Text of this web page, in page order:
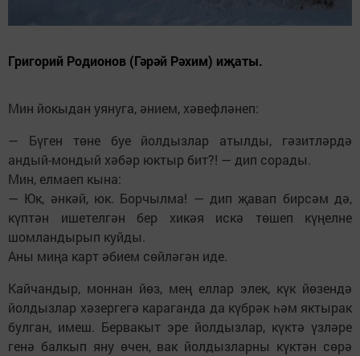
Григорий Родионов (Гәрәй Рәхим) иҗаты.
Мин йокыдан уянуга, әнием, хәвефләнеп:
— Бүген төне буе йолдызлар атылды, гәзитләрдә
андый-мондый хәбәр юктыр бит?! — дип сорады.
Мин, елмаеп кына:
— Юк, әнкәй, юк. Борчылма! — дип җавап бирсәм дә,
күптән ишетелгән бер хикәя искә төшеп күңелне
шомландырып куйды.
Аны миңа карт әбием сөйләгән иде.
Кайчандыр, моннан йөз, мең еллар элек, күк йөзендә
йолдызлар хәзергегә караганда да күбрәк һәм яктырак
булган, имеш. Бервакыт эре йолдызлар, күктә үзләре
генә балкып яну өчен, вак йолдызларны күктән сөрә